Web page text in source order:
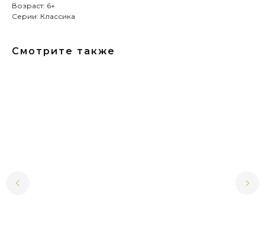
Возраст: 6+
Серии: Классика
Смотрите также